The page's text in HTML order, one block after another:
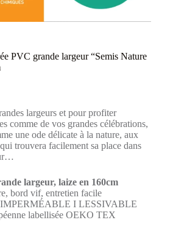
PVC grande largeur “Semis Nature
largeurs et pour profiter
comme de vos grandes célébrations,
une ode délicate à la nature, aux
trouvera facilement sa place dans
largeur, laize en 160cm
bord vif, entretien facile
I LESSIVABLE
labellisée OEKO TEX